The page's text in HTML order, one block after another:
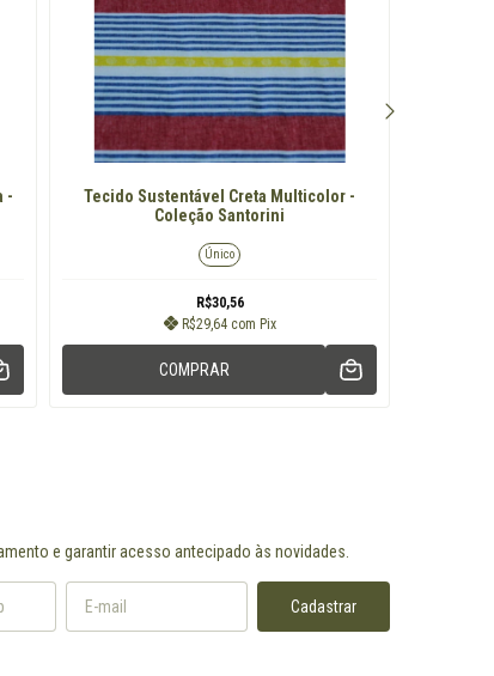
-
Tecido Sustentável Creta Multicolor -
Coleção Santorini
Único
R$30,56
R$29,64 com Pix
COMPRAR
e garantir acesso antecipado às novidades.